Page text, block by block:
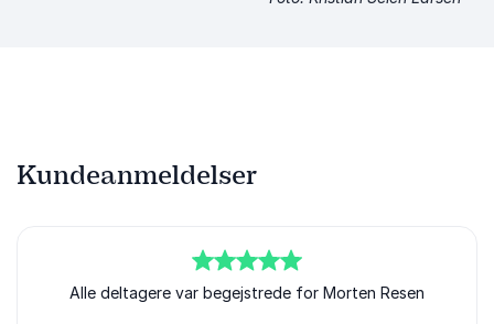
Kundeanmeldelser
ud af5
Alle deltagere var begejstrede for Morten Resen